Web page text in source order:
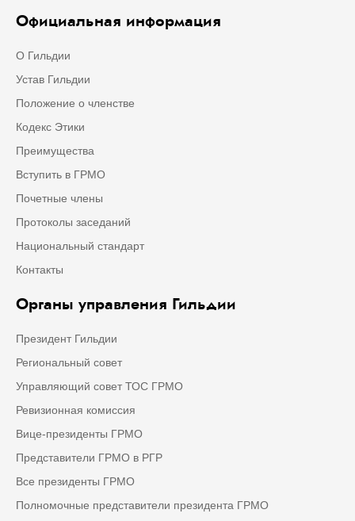
Официальная информация
О Гильдии
Устав Гильдии
Положение о членстве
Кодекс Этики
Преимущества
Вступить в ГРМО
Почетные члены
Протоколы заседаний
Национальный стандарт
Контакты
Органы управления Гильдии
Президент Гильдии
Региональный совет
Управляющий совет ТОС ГРМО
Ревизионная комиссия
Вице-президенты ГРМО
Представители ГРМО в РГР
Все президенты ГРМО
Полномочные представители президента ГРМО